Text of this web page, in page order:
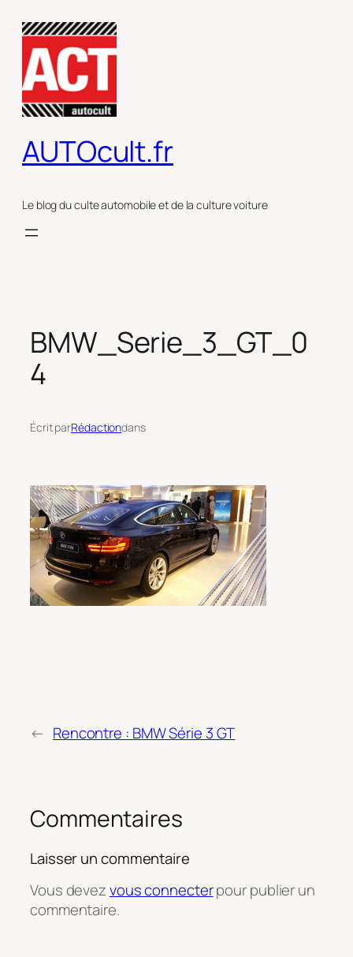
contenu
AUTOcult.fr
Le blog du culte automobile et de la culture voiture
BMW_Serie_3_GT_0
4
Écrit parRédactiondans
← Rencontre : BMW Série 3 GT
Commentaires
Laisser un commentaire
Vous devezvous connecterpour publier un
commentaire.